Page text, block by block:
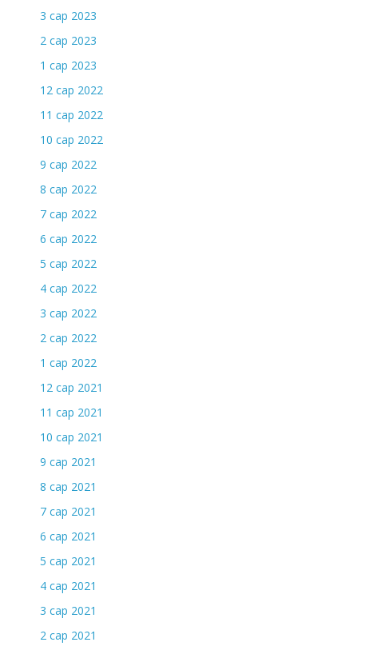
3 сар 2023
2 сар 2023
1 сар 2023
12 сар 2022
11 сар 2022
10 сар 2022
9 сар 2022
8 сар 2022
7 сар 2022
6 сар 2022
5 сар 2022
4 сар 2022
3 сар 2022
2 сар 2022
1 сар 2022
12 сар 2021
11 сар 2021
10 сар 2021
9 сар 2021
8 сар 2021
7 сар 2021
6 сар 2021
5 сар 2021
4 сар 2021
3 сар 2021
2 сар 2021